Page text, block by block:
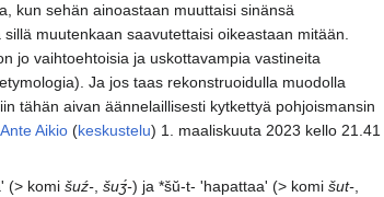
kun sehän ainoastaan muuttaisi sinänsä
muutenkaan saavutettaisi oikeastaan mitään.
jo vaihtoehtoisia ja uskottavampia vastineita
Ja jos taas rekonstruoidulla muodolla
tähän aivan äännelaillisesti kytkettyä pohjoismansin
Ante Aikio (keskustelu) 1. maaliskuuta 2023 kello 21.41
(> komišuź-,šuʒ́-) ja *šŭ-t- 'hapattaa' (> komišut-,